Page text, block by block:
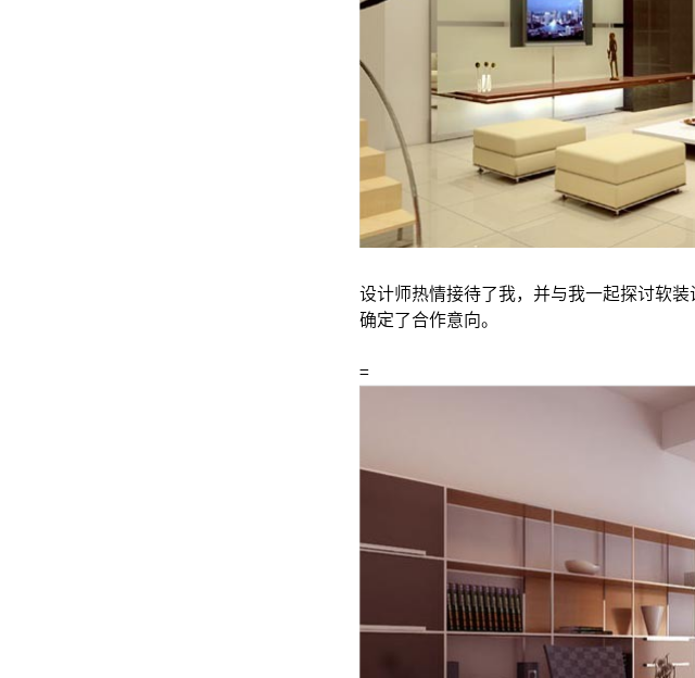
设计师热情接待了我，并与我一起探讨软
确定了合作意向。
=